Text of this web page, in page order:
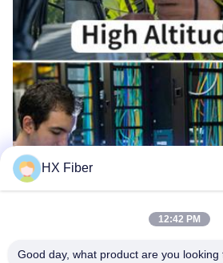
HX Fiber
12:42 PM
Good day, what product are you looking